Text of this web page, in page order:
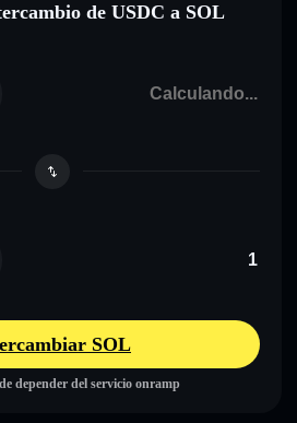
de USDC a SOL
SOL
depender del servicio onramp